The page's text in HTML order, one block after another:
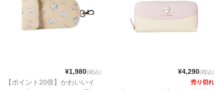
その他.
ベルト
¥1,980(税込)
【ポイント20倍】かわいいイ
¥4,290(税込)
売り切れ